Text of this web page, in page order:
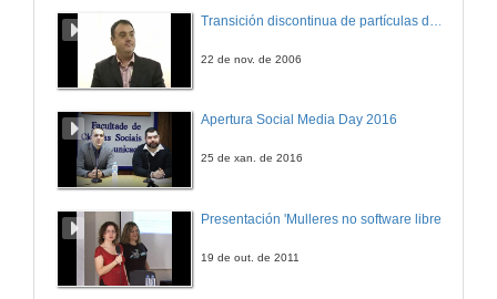
Nuria Antonio Fontán
Queres ser unha muller STEAM? Escola de Enxeñaría de Minas e Enerxía
Lara de Villalobos Herrero
Queres ser unha muller STEAM? Escola de Enxeñaría de Minas e Enerxía
22 de nov. de 2006
Apertura Social Media Day 2016
25 de xan. de 2016
Presentación 'Mulleres no software libre'
19 de out. de 2011